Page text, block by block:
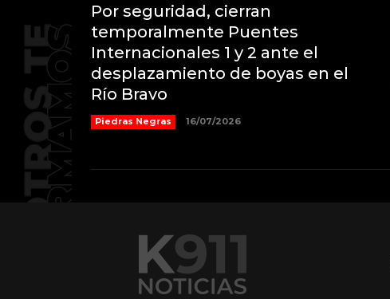
Por seguridad, cierran
temporalmente Puentes
Internacionales 1 y 2 ante el
desplazamiento de boyas en el
Río Bravo
Piedras Negras 16/07/2026